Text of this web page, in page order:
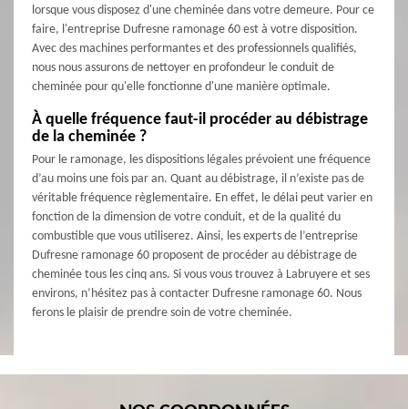
lorsque vous disposez d'une cheminée dans votre demeure. Pour ce
faire, l'entreprise Dufresne ramonage 60 est à votre disposition.
Avec des machines performantes et des professionnels qualifiés,
nous nous assurons de nettoyer en profondeur le conduit de
cheminée pour qu'elle fonctionne d'une manière optimale.
À quelle fréquence faut-il procéder au débistrage
de la cheminée ?
Pour le ramonage, les dispositions légales prévoient une fréquence
d’au moins une fois par an. Quant au débistrage, il n’existe pas de
véritable fréquence règlementaire. En effet, le délai peut varier en
fonction de la dimension de votre conduit, et de la qualité du
combustible que vous utiliserez. Ainsi, les experts de l’entreprise
Dufresne ramonage 60 proposent de procéder au débistrage de
cheminée tous les cinq ans. Si vous vous trouvez à Labruyere et ses
environs, n’hésitez pas à contacter Dufresne ramonage 60. Nous
ferons le plaisir de prendre soin de votre cheminée.